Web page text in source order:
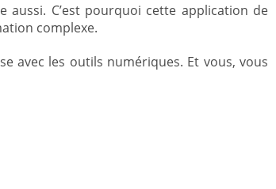
C’est pourquoi cette application de
complexe.
avec les outils numériques. Et vous, vous